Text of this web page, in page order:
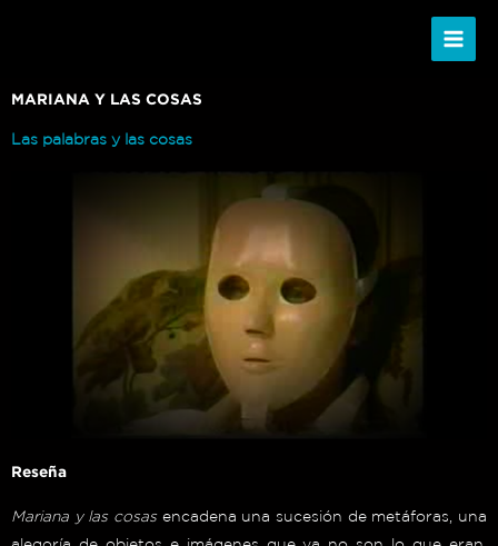
MARIANA Y LAS COSAS
Las palabras y las cosas
Reseña
Mariana y las cosasencadena una sucesión de metáforas, una